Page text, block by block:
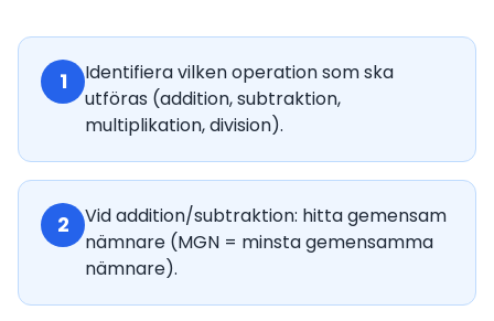
1
Identifiera vilken operation som ska
utföras (addition, subtraktion,
multiplikation, division).
2
Vid addition/subtraktion: hitta gemensam
nämnare (MGN = minsta gemensamma
nämnare).